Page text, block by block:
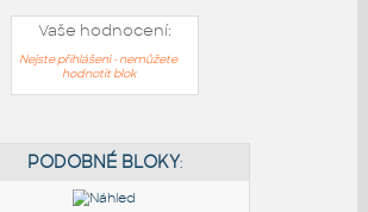
Vaše hodnocení:
Nejste přihlášeni - nemůžete
hodnotit blok